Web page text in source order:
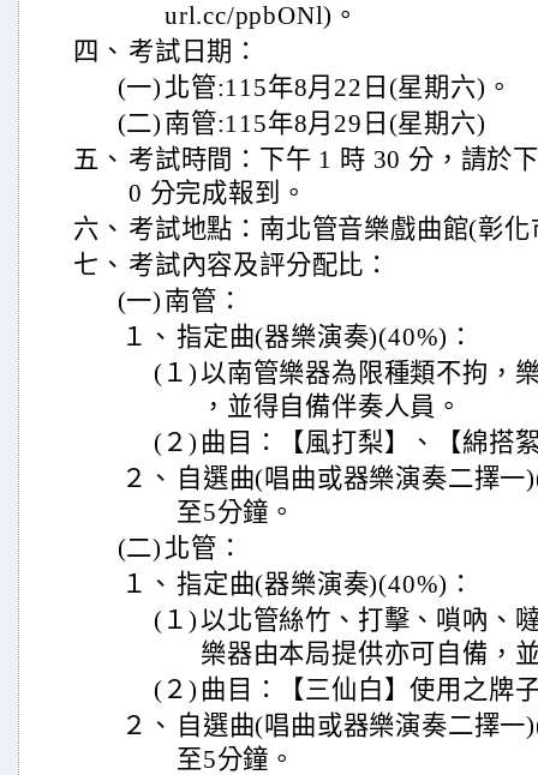
url.cc/ppbONl)。
四、 考試日期：
(一) 北管:115年8月22日(星期六)。
(二) 南管:115年8月29日(星期六)
五、 考試時間：下午 1 時 30 分，請於
0 分完成報到。
六、 考試地點：南北管音樂戲曲館(彰
七、 考試內容及評分配比：
(一) 南管：
１、 指定曲(器樂演奏)(40%)：
(１) 以南管樂器為限種類不拘，
，並得自備伴奏人員。
(２) 曲目：【風打梨】、【綿搭
２、 自選曲(唱曲或器樂演奏二擇
至5分鐘。
(二) 北管：
１、 指定曲(器樂演奏)(40%)：
(１) 以北管絲竹、打擊、嗩吶、
樂器由本局提供亦可自備，
(２) 曲目：【三仙白】使用之牌
２、 自選曲(唱曲或器樂演奏二擇
至5分鐘。